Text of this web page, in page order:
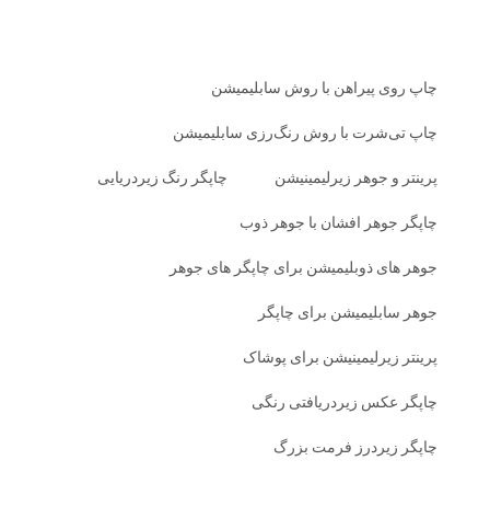
چاپ روی پیراهن با روش سابلیمیشن
چاپ تی‌شرت با روش رنگ‌رزی سابلیمیشن
پرینتر و جوهر زیرلیمینیشن چاپگر رنگ زیردریایی
چاپگر جوهر افشان با جوهر ذوب
جوهر های ذوبلیمیشن برای چاپگر های جوهر
جوهر سابلیمیشن برای چاپگر
پرینتر زیرلیمینیشن برای پوشاک
چاپگر عکس زیردریافتی رنگی
چاپگر زیردرز فرمت بزرگ